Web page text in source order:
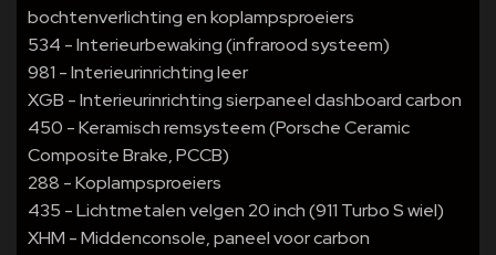
bochtenverlichting en koplampsproeiers
534 - Interieurbewaking (infrarood systeem)
981 - Interieurinrichting leer
XGB - Interieurinrichting sierpaneel dashboard carbon
450 - Keramisch remsysteem (Porsche Ceramic
Composite Brake, PCCB)
288 - Koplampsproeiers
435 - Lichtmetalen velgen 20 inch (911 Turbo S wiel)
XHM - Middenconsole, paneel voor carbon